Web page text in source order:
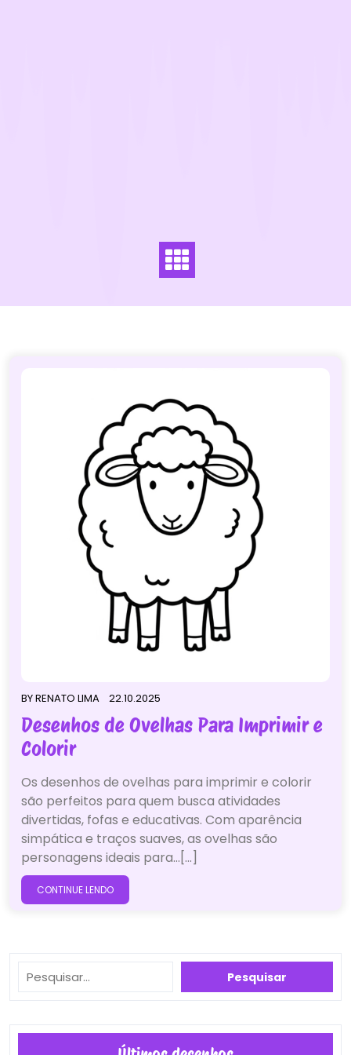
BYRENATO LIMA 22.10.2025
Desenhos de Ovelhas Para Imprimir e
Colorir
Os desenhos de ovelhas para imprimir e colorir
são perfeitos para quem busca atividades
divertidas, fofas e educativas. Com aparência
simpática e traços suaves, as ovelhas são
personagens ideais para…[...]
CONTINUE LENDO
Pesquisar Pesquisar